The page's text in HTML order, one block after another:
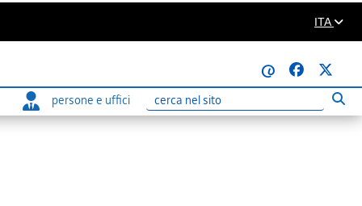
ITA
@
persone e uffici
Ricerca